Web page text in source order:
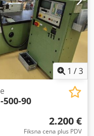
1 /3
90
2.200 €
Fiksna cena plus PDV